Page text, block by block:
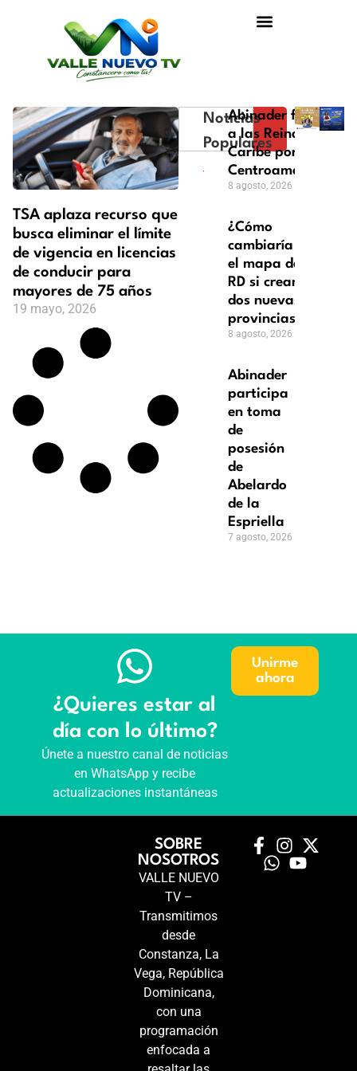
TSA aplaza recurso que
busca eliminar el límite
de vigencia en licencias
de conducir para
mayores de 75 años
19 mayo, 2026
Noticias
Populares
Abinader felicita
a las Reinas del
Caribe por oro en
Centroamericanos
8 agosto, 2026
¿Cómo
cambiaría
el mapa de
RD si crean
dos nuevas
provincias?
8 agosto, 2026
Abinader
participa
en toma
de
posesión
de
Abelardo
de la
Espriella
7 agosto, 2026
¿Quieres estar al
día con lo último?
Únete a nuestro canal de noticias
en WhatsApp y recibe
actualizaciones instantáneas
Unirme
ahora
SOBRE
NOSOTROS
VALLE NUEVO
TV –
Transmitimos
desde
Constanza, La
Vega, República
Dominicana,
con una
programación
enfocada a